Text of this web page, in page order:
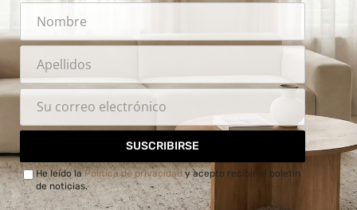
SUSCRIBIRSE
He leído laPolítica de privacidady acepto recibir el boletín
de noticias.